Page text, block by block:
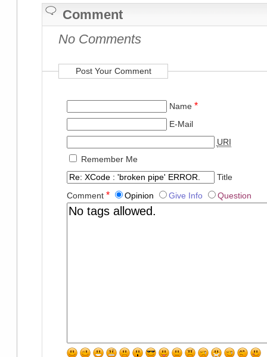
Comment
No Comments
Post Your Comment
Name *
E-Mail
URI
Remember Me
Title
Comment * Opinion Give Info Question